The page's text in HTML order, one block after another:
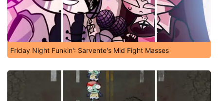
Friday Night Funkin': Sarvente's Mid Fight Masses